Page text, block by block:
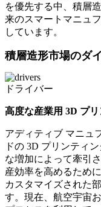
を優先する中、積層
来のスマートマニュ
しています。
積層造形市場のダ
ドライバー
高度な産業用 3D プ
アディティブ マニュ
ドの 3D プリンティ
な増加によって牽引
産効率を高めるため
カスタマイズされた
す。現在、航空宇宙